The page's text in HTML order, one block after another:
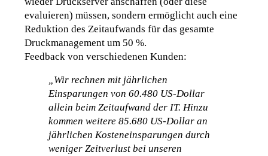
evaluieren) müssen, sondern ermöglicht auch eine
Reduktion des Zeitaufwands für das gesamte
Druckmanagement um 50 %.
Feedback von verschiedenen Kunden:
„Wir rechnen mit jährlichen
Einsparungen von 60.480 US-Dollar
allein beim Zeitaufwand der IT. Hinzu
kommen weitere 85.680 US-Dollar an
jährlichen Kosteneinsparungen durch
weniger Zeitverlust bei unseren